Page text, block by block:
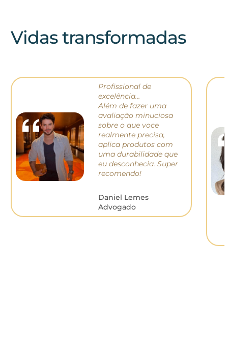
Vidas transformadas
Profissional de
excelência…
Além de fazer uma
avaliação minuciosa
sobre o que voce
realmente precisa,
aplica produtos com
uma durabilidade que
eu desconhecia. Super
recomendo!
Daniel Lemes
Advogado